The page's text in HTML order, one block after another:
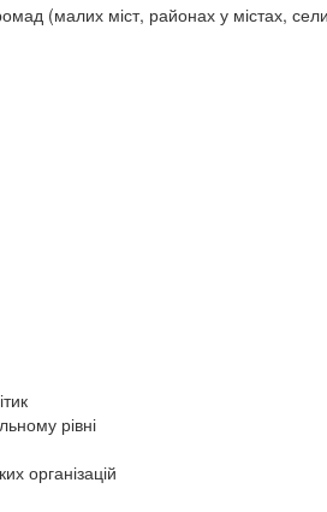
(малих міст, районах у містах,
рівні
організацій